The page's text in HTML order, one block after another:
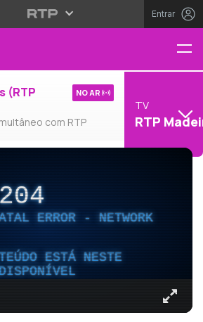
Entrar
(RTP
com RTP
NO AR
TV
RTP
ERROR - NETWORK
ESTÁ NESTE